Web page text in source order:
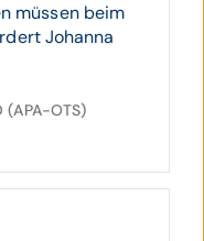
müssen beim
Johanna
(APA-OTS)